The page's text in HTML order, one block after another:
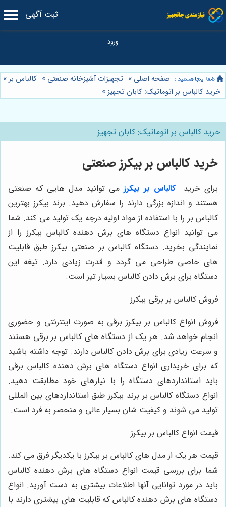
ثبت آگهی
صفحه اصلی » تجهیزات آشپزخانه صنعتی » کالباس بر»
خرید کالباس بر اتوماتیک: کابان تجهیز»
خرید کالباس بر اتوماتیک: کابان تجهیز
خرید کالباس بر بیکرز صنعتی
برای خرید کالباس بر بیکرز می‌ توانید مدل‌ هایی که صنعتی
هستند و اندازه بزرگی دارند را سفارش دهید. برند بیکرز بهترین
کالباس بر را با استفاده از مواد اولیه درجه یک تولید می‌ کند. شما
می ‌توانید انواع دستگاه ‌های برش دهنده کالباس بیکرز را از
نمایندگی بخرید. دستگاه کالباس بر صنعتی بیکرز طبق قابلیت‌
های خاصی طراحی می ‌گردد و قدرت زیادی دارد. تیغه این
دستگاه برای برش دادن کالباس بسیار تیز است.
فروش کالباس بر برقی بیکرز
فروش انواع کالباس بر بیکرز برقی به صورت اینترنتی و حضوری
انجام خواهد شد. هر یک از دستگاه ‌های کالباس بر برقی هستند
و سرعت زیادی برای برش دادن کالباس دارند. توجه داشته باشید
که برای خریداری انواع دستگاه‌ های برش دهنده کالباس برقی
باید استانداردهای دستگاه را با نیازهای خود مطابقت دهید.
انواع دستگاه کالباس بر برند بیکرز طبق استانداردهای بین المللی
تولید می‌ شوند و کیفیت شان بسیار عالی و منحصر به فرد است.
قیمت انواع کالباس بر بیکرز
قیمت هر یک از مدل ‌های کالباس بر بیکرز با یکدیگر فرق می‌ کند.
شما برای بررسی قیمت انواع دستگاه‌ های برش دهنده کالباس
باید در مورد توانایی آنها اطلاعات بیشتری به دست آورید. انواع
دستگاه‌ های برش دهنده کالباس که قابلیت ‌های بیشتری دارند با